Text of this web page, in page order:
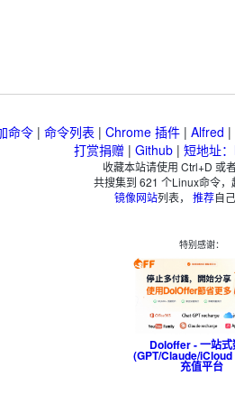
命令| 命令列表 | Chrome 插件| Alfred |
打赏捐赠 | Github | 短地址
收藏本站请使用 Ctrl+D 或
共搜集到 621 个Linux命令，
镜像网站列表， 推荐自
特别感谢：
Doloffer - 一站式
(GPT/Claude/iCloud
充值平台